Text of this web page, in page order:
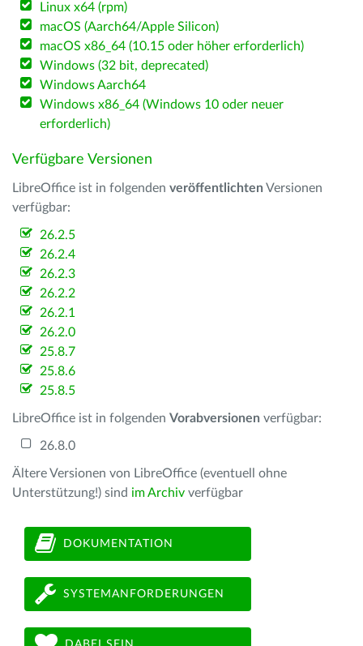
Linux x64 (rpm)
macOS (Aarch64/Apple Silicon)
macOS x86_64 (10.15 oder höher erforderlich)
Windows (32 bit, deprecated)
Windows Aarch64
Windows x86_64 (Windows 10 oder neuer
erforderlich)
Verfügbare Versionen
LibreOffice ist in folgenden veröffentlichten Versionen
verfügbar:
26.2.5
26.2.4
26.2.3
26.2.2
26.2.1
26.2.0
25.8.7
25.8.6
25.8.5
LibreOffice ist in folgenden Vorabversionen verfügbar:
26.8.0
Ältere Versionen von LibreOffice (eventuell ohne
Unterstützung!) sind im Archiv verfügbar
DOKUMENTATION
SYSTEMANFORDERUNGEN